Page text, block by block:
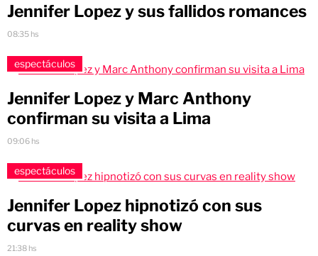
Jennifer Lopez y sus fallidos romances
08:35 hs
espectáculos
Jennifer Lopez y Marc Anthony
confirman su visita a Lima
09:06 hs
espectáculos
Jennifer Lopez hipnotizó con sus
curvas en reality show
21:38 hs